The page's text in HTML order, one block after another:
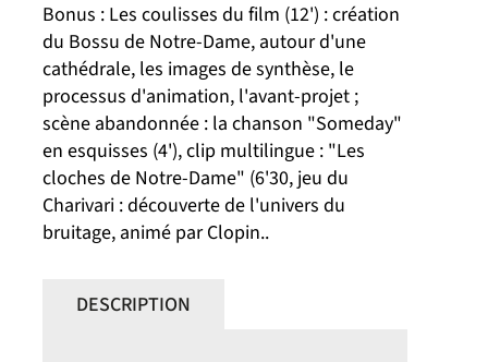
Bonus : Les coulisses du film (12') : création
du Bossu de Notre-Dame, autour d'une
cathédrale, les images de synthèse, le
processus d'animation, l'avant-projet ;
scène abandonnée : la chanson "Someday"
en esquisses (4'), clip multilingue : "Les
cloches de Notre-Dame" (6'30, jeu du
Charivari : découverte de l'univers du
bruitage, animé par Clopin..
DESCRIPTION